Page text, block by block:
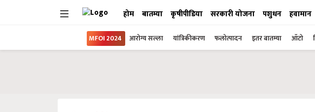
होम बातम्या कृषीपीडिया सरकारी योजना पशुधन हवामान
MFOI 2024 आरोग्य सल्ला यांत्रिकीकरण फलोत्पादन इतर बातम्या ऑटो